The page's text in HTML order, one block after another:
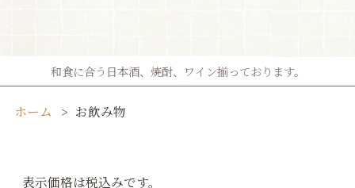
和食に合う日本酒、焼酎、ワイン揃っております。
ホーム お飲み物
表示価格は税込みです。